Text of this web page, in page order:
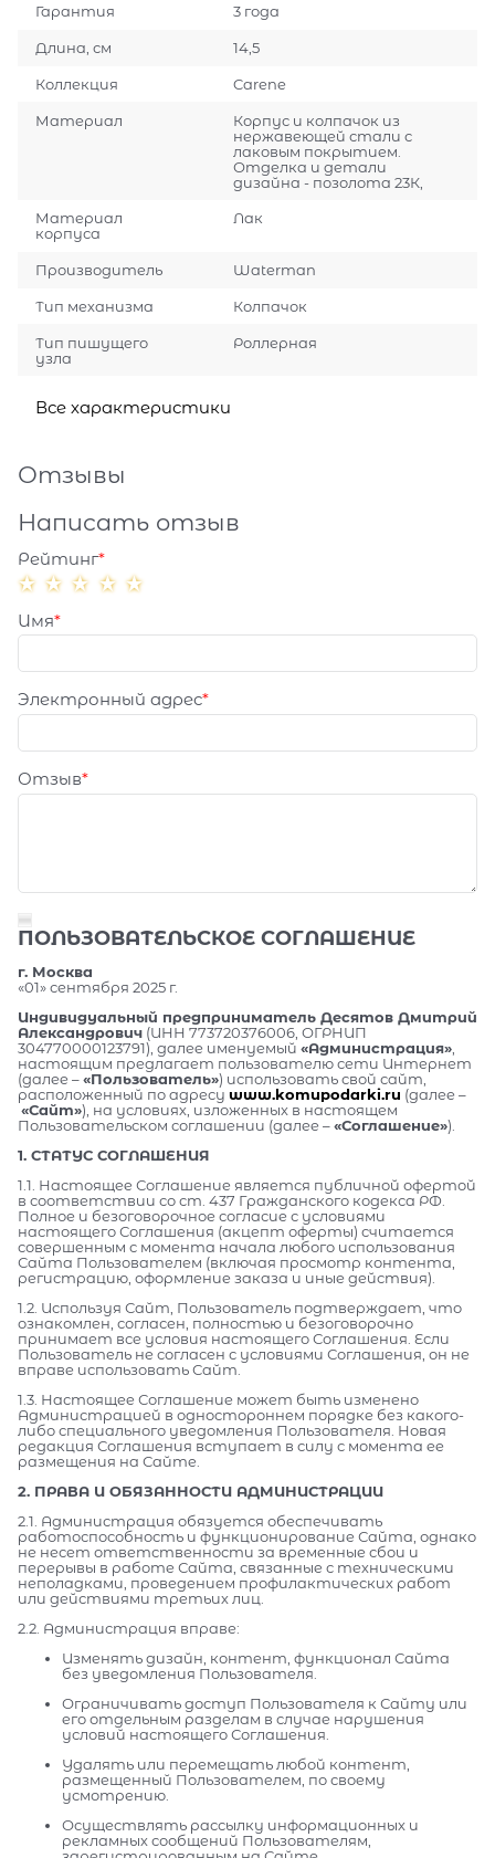
Гарантия 3 года
Длина, см 14,5
Коллекция Carene
Материал
Корпус и колпачок из
нержавеющей стали с
лаковым покрытием.
Отделка и детали
дизайна - позолота 23К,
Материал
корпуса
Лак
Производитель Waterman
Тип механизма Колпачок
Тип пишущего
узла
Роллерная
Все характеристики
Отзывы
Написать отзыв
Рейтинг
Имя
Электронный адрес
Отзыв
ПОЛЬЗОВАТЕЛЬСКОЕ СОГЛАШЕНИЕ
г. Москва
«01» сентября 2025 г.
Индивидуальный предприниматель Десятов Дмитрий
Александрович (ИНН 773720376006, ОГРНИП
304770000123791), далее именуемый «Администрация»
настоящим предлагает пользователю сети Интернет
(далее –«Пользователь») использовать свой сайт,
расположенный по адресу www.komupodarki.ru (далее –
«Сайт»), на условиях, изложенных в настоящем
Пользовательском соглашении (далее –«Соглашение»).
1. СТАТУС СОГЛАШЕНИЯ
1.1. Настоящее Соглашение является публичной офертой
в соответствии со ст. 437 Гражданского кодекса РФ.
Полное и безоговорочное согласие с условиями
настоящего Соглашения (акцепт оферты) считается
совершенным с момента начала любого использования
Сайта Пользователем (включая просмотр контента,
регистрацию, оформление заказа и иные действия).
1.2. Используя Сайт, Пользователь подтверждает, что
ознакомлен, согласен, полностью и безоговорочно
принимает все условия настоящего Соглашения. Если
Пользователь не согласен с условиями Соглашения, он не
вправе использовать Сайт.
1.3. Настоящее Соглашение может быть изменено
Администрацией в одностороннем порядке без какого-
либо специального уведомления Пользователя. Новая
редакция Соглашения вступает в силу с момента ее
размещения на Сайте.
2. ПРАВА И ОБЯЗАННОСТИ АДМИНИСТРАЦИИ
2.1. Администрация обязуется обеспечивать
работоспособность и функционирование Сайта, однако
не несет ответственности за временные сбои и
перерывы в работе Сайта, связанные с техническими
неполадками, проведением профилактических работ
или действиями третьих лиц.
2.2. Администрация вправе:
Изменять дизайн, контент, функционал Сайта
без уведомления Пользователя.
Ограничивать доступ Пользователя к Сайту или
его отдельным разделам в случае нарушения
условий настоящего Соглашения.
Удалять или перемещать любой контент,
размещенный Пользователем, по своему
усмотрению.
Осуществлять рассылку информационных и
рекламных сообщений Пользователям,